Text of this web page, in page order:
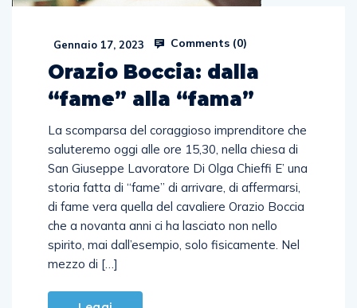
Gennaio 17, 2023 Comments (
Orazio Boccia: dalla
La scomparsa del coraggioso imprenditore che
saluteremo oggi alle ore 15,30, nella chiesa di
San Giuseppe Lavoratore Di Olga Chieffi E’ una
storia fatta di “fame” di arrivare, di affermarsi,
di fame vera quella del cavaliere Orazio Boccia
che a novanta anni ci ha lasciato non nello
spirito, mai dall’esempio, solo fisicamente. Nel